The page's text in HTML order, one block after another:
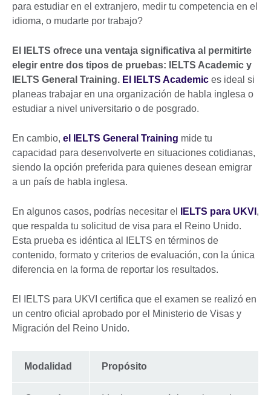
para estudiar en el extranjero, medir tu competencia en el
idioma, o mudarte por trabajo?
El IELTS ofrece una ventaja significativa al permitirte
elegir entre dos tipos de pruebas: IELTS Academic y
IELTS General Training. El IELTS Academic es ideal si
planeas trabajar en una organización de habla inglesa o
estudiar a nivel universitario o de posgrado.
En cambio, el IELTS General Training mide tu
capacidad para desenvolverte en situaciones cotidianas,
siendo la opción preferida para quienes desean emigrar
a un país de habla inglesa.
En algunos casos, podrías necesitar el IELTS para UKVI ,
que respalda tu solicitud de visa para el Reino Unido.
Esta prueba es idéntica al IELTS en términos de
contenido, formato y criterios de evaluación, con la única
diferencia en la forma de reportar los resultados.
El IELTS para UKVI certifica que el examen se realizó en
un centro oficial aprobado por el Ministerio de Visas y
Migración del Reino Unido.
Modalidad Propósito